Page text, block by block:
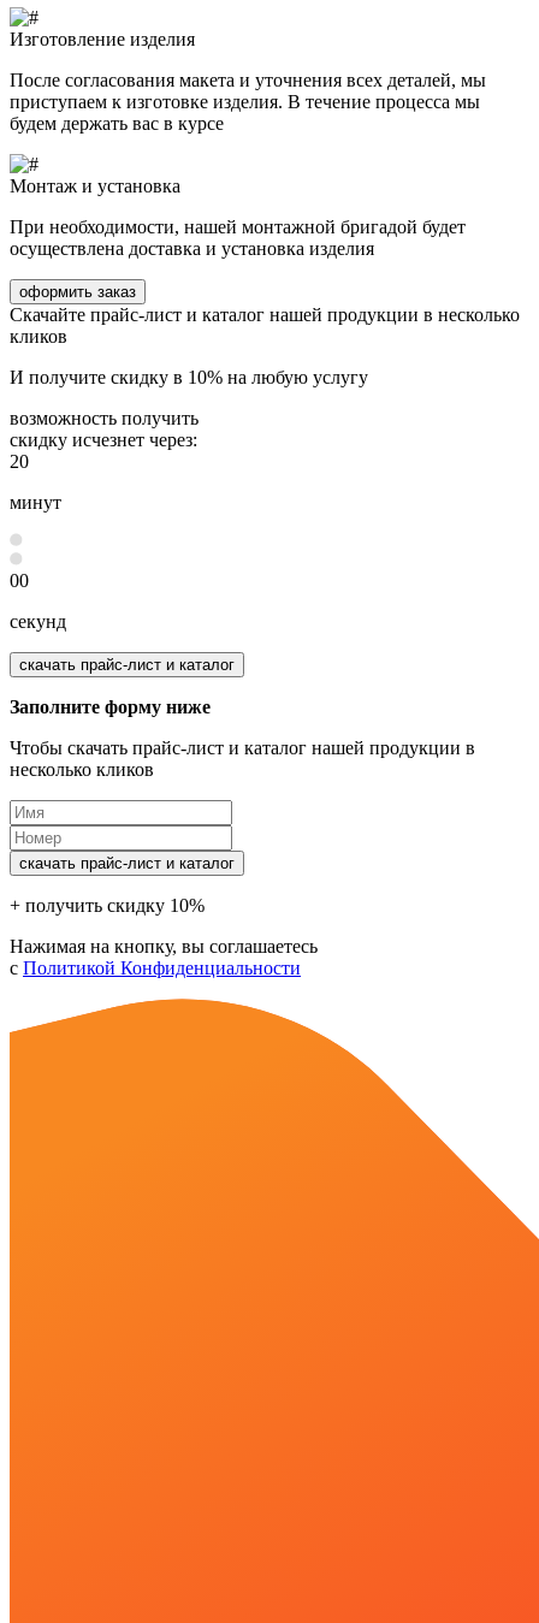
Изготовление изделия
После согласования макета и уточнения всех деталей, мы
приступаем к изготовке изделия. В течение процесса мы
будем держать вас в курсе
Монтаж и установка
При необходимости, нашей монтажной бригадой будет
осуществлена доставка и установка изделия
оформить заказ
Скачайте прайс-лист и каталог нашей продукции в несколько
кликов
И получите скидку в 10% на любую услугу
возможность получить
скидку исчезнет через:
20
минут
00
секунд
скачать прайс-лист и каталог
Заполните форму ниже
Чтобы скачать прайс-лист и каталог нашей продукции в
несколько кликов
скачать прайс-лист и каталог
+ получить скидку 10%
Нажимая на кнопку, вы соглашаетесь
с Политикой Конфиденциальности